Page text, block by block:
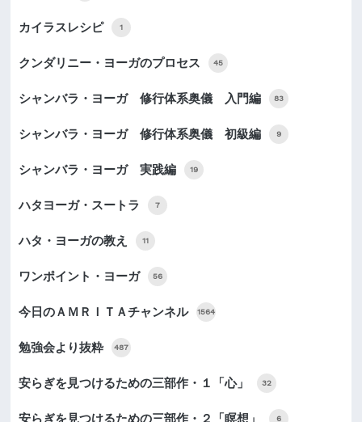
カイラスレシピ 1
クンダリニー・ヨーガのプロセス 45
シャンバラ・ヨーガ 修行体系奥儀 入門編 83
シャンバラ・ヨーガ 修行体系奥儀 初級編 9
シャンバラ・ヨーガ 実践編 19
ハタヨーガ・スートラ 7
ハタ・ヨーガの教え 11
ワンポイント・ヨーガ 56
今日のＡＭＲＩＴＡチャンネル 1564
勉強会より抜粋 487
安らぎを見つけるための三部作・１「心」 32
安らぎを見つけるための三部作・２「瞑想」 6